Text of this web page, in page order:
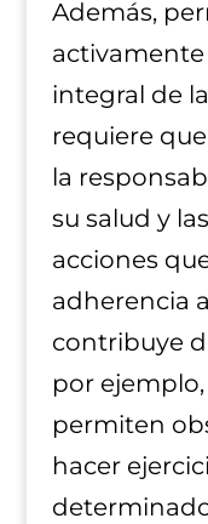
Además,
integral de
requiere
la
su salud y
acciones
adherencia
contribuye
por
permiten
hacer